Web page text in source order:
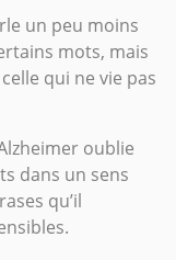
un peu moins
mots, mais
qui ne vie pas
oublie
dans un sens
qu’il